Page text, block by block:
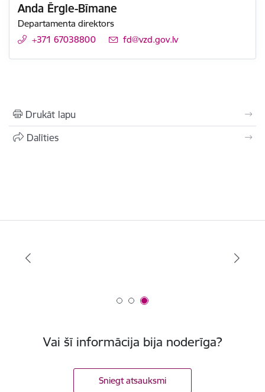
Anda Ērgle-Bīmane
Departamenta direktors
+371 67038800
E-pasts:
fd@vzd.gov.lv
Drukāt lapu
Dalīties
Vai šī informācija bija noderīga?
Sniegt atsauksmi